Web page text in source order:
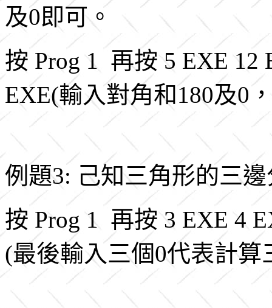
及0即可。
按 Prog 1 再按 5 EXE 12
EXE(輸入對角和180及0
例題3: 己知三角形的三
按 Prog 1 再按 3 EXE 4
(最後輸入三個0代表計